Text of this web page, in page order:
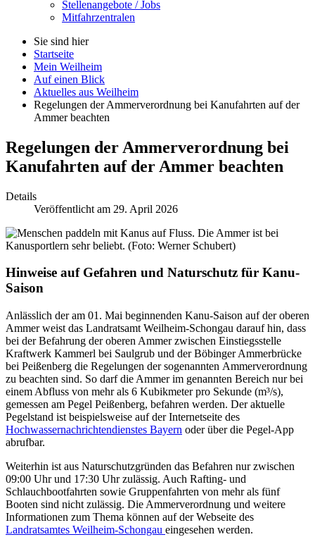
Stellenangebote / Jobs
Mitfahrzentralen
Sie sind hier
Startseite
Mein Weilheim
Auf einen Blick
Aktuelles aus Weilheim
Regelungen der Ammerverordnung bei Kanufahrten auf der
Ammer beachten
Regelungen der Ammerverordnung bei
Kanufahrten auf der Ammer beachten
Details
Veröffentlicht am 29. April 2026
Die Ammer ist bei
Kanusportlern sehr beliebt. (Foto: Werner Schubert)
Hinweise auf Gefahren und Naturschutz für Kanu-
Saison
Anlässlich der am 01. Mai beginnenden Kanu-Saison auf der oberen
Ammer weist das Landratsamt Weilheim-Schongau darauf hin, dass
bei der Befahrung der oberen Ammer zwischen Einstiegsstelle
Kraftwerk Kammerl bei Saulgrub und der Böbinger Ammerbrücke
bei Peißenberg die Regelungen der sogenannten Ammerverordnung
zu beachten sind. So darf die Ammer im genannten Bereich nur bei
einem Abfluss von mehr als 6 Kubikmeter pro Sekunde (m³/s),
gemessen am Pegel Peißenberg, befahren werden. Der aktuelle
Pegelstand ist beispielsweise auf der Internetseite des
Hochwassernachrichtendienstes Bayern oder über die Pegel-App
abrufbar.
Weiterhin ist aus Naturschutzgründen das Befahren nur zwischen
09:00 Uhr und 17:30 Uhr zulässig. Auch Rafting- und
Schlauchbootfahrten sowie Gruppenfahrten von mehr als fünf
Booten sind nicht zulässig. Die Ammerverordnung und weitere
Informationen zum Thema können auf der Webseite des
Landratsamtes Weilheim-Schongau eingesehen werden.